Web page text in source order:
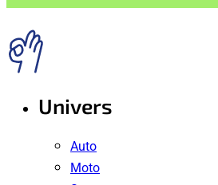
Univers
Auto
Moto